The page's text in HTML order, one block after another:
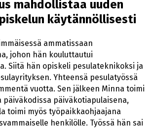
mahdollistaa uuden
käytännöllisesti
ammatissaan
johon hän kouluttautui
Siitä hän opiskeli pesulateknikoksi ja
Yhteensä pesulatyössä
vuotta. Sen jälkeen Minna toimi
päiväkodissa päiväkotiapulaisena,
toimi myös työpaikkaohjaajana
henkilölle. Työssä hän sai